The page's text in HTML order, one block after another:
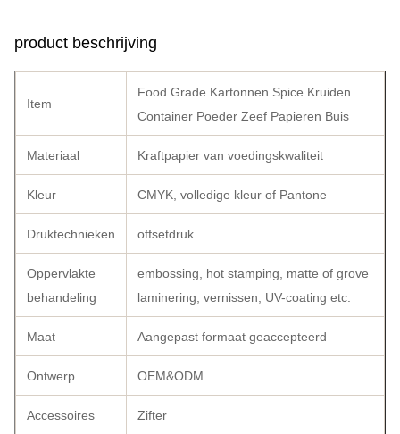
product beschrijving
Item
Food Grade Kartonnen Spice Kruiden
Container Poeder Zeef Papieren Buis
Materiaal Kraftpapier van voedingskwaliteit
Kleur CMYK, volledige kleur of Pantone
Druktechnieken offsetdruk
Oppervlakte
behandeling
embossing, hot stamping, matte of grove
laminering, vernissen, UV-coating etc.
Maat Aangepast formaat geaccepteerd
Ontwerp OEM&ODM
Accessoires Zifter